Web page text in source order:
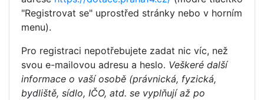
"Registrovat se" uprostřed stránky nebo v horním
menu).
Pro registraci nepotřebujete zadat nic víc, než
svou e-mailovou adresu a heslo. Veškeré další
informace o vaší osobě (právnická, fyzická,
bydliště, sídlo, IČO, atd. se vyplňují až po